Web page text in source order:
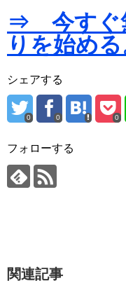
⇒ 今すぐ
りを始める
シェアする
0 0 0
フォローする
関連記事